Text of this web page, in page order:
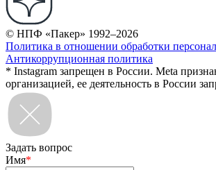
© НПФ «Пакер» 1992–2026
Политика в отношении обработки
Антикоррупционная политика
* Instagram запрещен в России. Meta
организацией, ее деятельность в России
Задать вопрос
Имя*